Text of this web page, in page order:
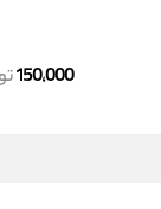
150,000